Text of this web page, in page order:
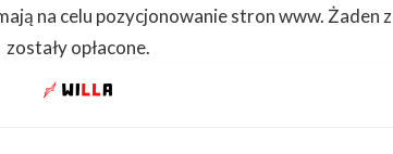
na celu pozycjonowanie stron www.
zostały opłacone.